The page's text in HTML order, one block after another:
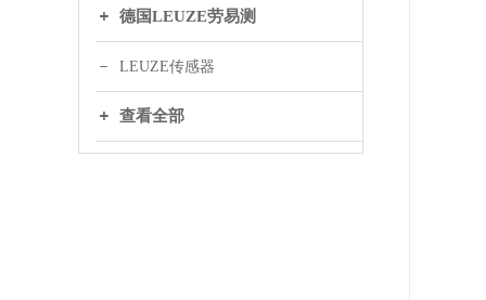
德国LEUZE劳易测
LEUZE传感器
查看全部